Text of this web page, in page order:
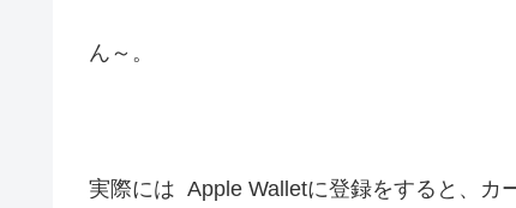
ん～。
実際には Apple Walletに登録をすると、カ